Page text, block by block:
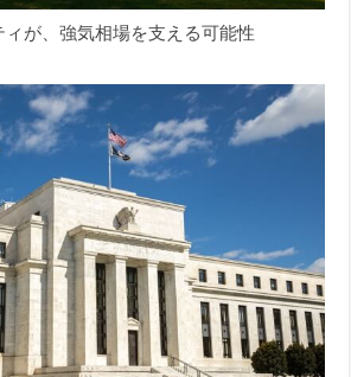
が、強気相場を支える可能性